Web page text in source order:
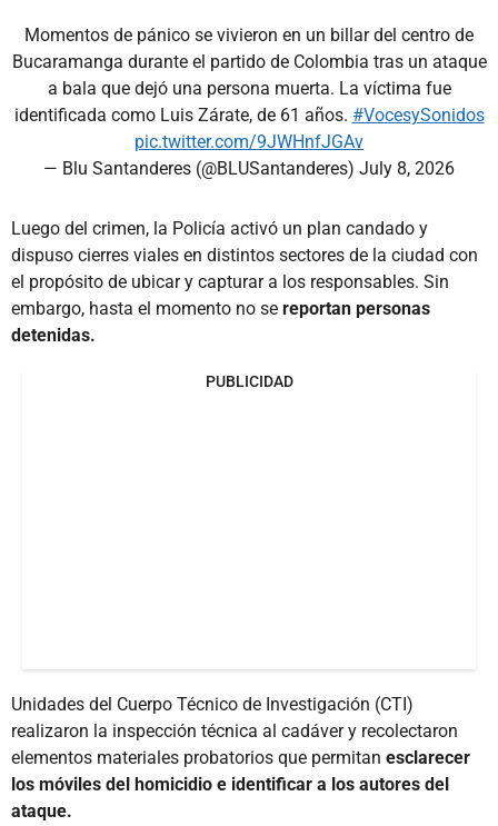
Momentos de pánico se vivieron en un billar del centro de
Bucaramanga durante el partido de Colombia tras un ataque
a bala que dejó una persona muerta. La víctima fue
identificada como Luis Zárate, de 61 años. #VocesySonidos
pic.twitter.com/9JWHnfJGAv
— Blu Santanderes (@BLUSantanderes) July 8, 2026
Luego del crimen, la Policía activó un plan candado y
dispuso cierres viales en distintos sectores de la ciudad con
el propósito de ubicar y capturar a los responsables. Sin
embargo, hasta el momento no se reportan personas
detenidas.
PUBLICIDAD
Unidades del Cuerpo Técnico de Investigación (CTI)
realizaron la inspección técnica al cadáver y recolectaron
elementos materiales probatorios que permitan esclarecer
los móviles del homicidio e identificar a los autores del
ataque.